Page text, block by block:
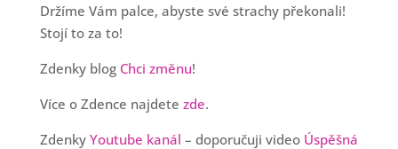
Držíme Vám palce, abyste své strachy překonali!
Stojí to za to!
Zdenky blog Chci změnu!
Více o Zdence najdete zde.
Zdenky Youtube kanál – doporučuji video Úspěšná